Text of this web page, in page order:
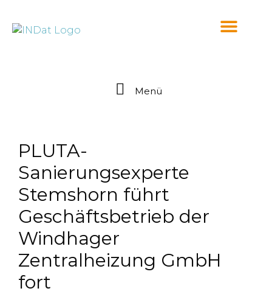
Menü
PLUTA-
Sanierungsexperte
Stemshorn führt
Geschäftsbetrieb der
Windhager
Zentralheizung GmbH
fort